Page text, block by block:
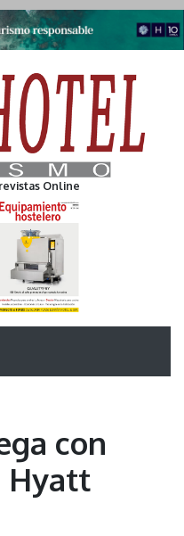
Online
con
Hyatt